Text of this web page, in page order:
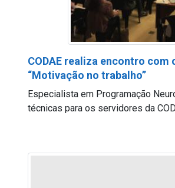
CODAE realiza encontro com
“Motivação no trabalho”
Especialista em Programação
técnicas para os servidores da